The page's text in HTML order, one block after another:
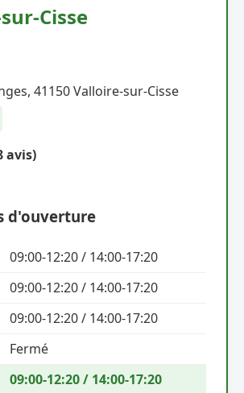
Cisse
41150 Valloire-sur-Cisse
avis)
d'ouverture
09:00-12:20 / 14:00-17:20
09:00-12:20 / 14:00-17:20
09:00-12:20 / 14:00-17:20
Fermé
09:00-12:20 / 14:00-17:20